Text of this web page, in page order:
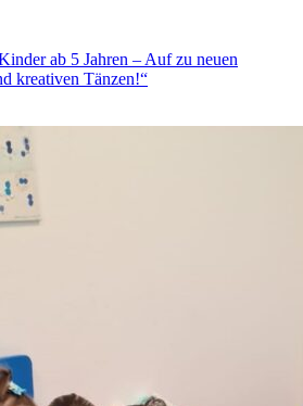
ab 5 Jahren – Auf zu neuen
kreativen Tänzen!“